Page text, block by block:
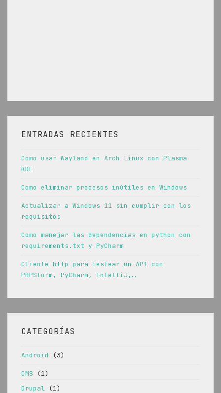
ENTRADAS RECIENTES
Como usar Wayland en Arch Linux con Plasma
KDE
Como eliminar procesos inútiles en Windows
Actualizar a Windows 11 sin cumplir con los
requisitos
Como manejar las dependencias en python con
requirements.txt y PyCharm
Cliente http para testear un API con
PHPStorm, PyCharm, IntelliJ,…
CATEGORÍAS
Android (3)
CMS (1)
Drupal (1)